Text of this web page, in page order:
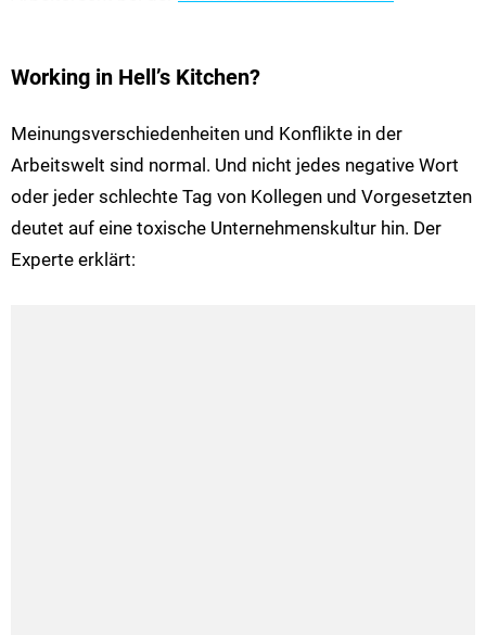
Working in Hell’s Kitchen?
Meinungsverschiedenheiten und Konflikte in der
Arbeitswelt sind normal. Und nicht jedes negative Wort
oder jeder schlechte Tag von Kollegen und Vorgesetzten
deutet auf eine toxische Unternehmenskultur hin. Der
Experte erklärt: